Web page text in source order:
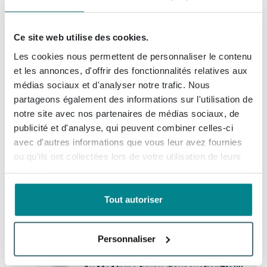
Ce site web utilise des cookies.
Les cookies nous permettent de personnaliser le contenu
et les annonces, d'offrir des fonctionnalités relatives aux
médias sociaux et d'analyser notre trafic. Nous
partageons également des informations sur l'utilisation de
notre site avec nos partenaires de médias sociaux, de
publicité et d'analyse, qui peuvent combiner celles-ci
avec d'autres informations que vous leur avez fournies
ou qu'ils ont collectées lors de votre utilisation de leurs
services.
Tout autoriser
Personnaliser
Afficher plus d'options
Adema Pont baignoire à rallonges 62-90cm chrome
11,05
Afficher plus d'options
1xZeza Deluxe coussin de bain - 28x17cm - modèle small - noir
(3)
Livré demain
15,99
Fortifura Clean Nettoyant salle de bain - 3x 500ml
Livré demain 32,97
Afficher plus d'options